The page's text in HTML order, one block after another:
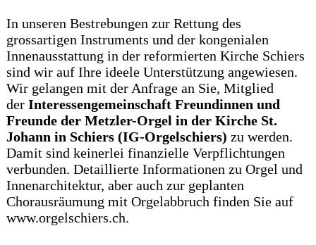
In unseren Bestrebungen zur Rettung des
grossartigen Instruments und der kongenialen
Innenausstattung in der reformierten Kirche Schiers
sind wir auf Ihre ideele Unterstützung angewiesen.
Wir gelangen mit der Anfrage an Sie, Mitglied
der Interessengemeinschaft Freundinnen und
Freunde der Metzler-Orgel in der Kirche St.
Johann in Schiers (IG-Orgelschiers) zu werden.
Damit sind keinerlei finanzielle Verpflichtungen
verbunden. Detaillierte Informationen zu Orgel und
Innenarchitektur, aber auch zur geplanten
Chorausräumung mit Orgelabbruch finden Sie auf
www.orgelschiers.ch.